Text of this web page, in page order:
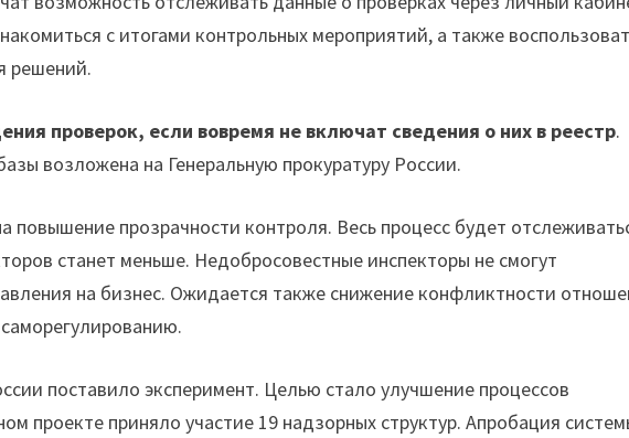
с итогами контрольных мероприятий, а также
решений.
проверок, если вовремя не включат сведения о них в реестр.
возложена на Генеральную прокуратуру России.
прозрачности контроля. Весь процесс будет
станет меньше. Недобросовестные инспекторы не смогут
на бизнес. Ожидается также снижение конфликтности
поставило эксперимент. Целью стало улучшение процессов
проекте приняло участие 19 надзорных структур. Апробация